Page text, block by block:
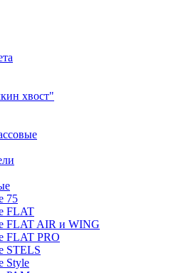
хвост"
75
FLAT
FLAT AIR и WING
FLAT PRO
STELS
Style